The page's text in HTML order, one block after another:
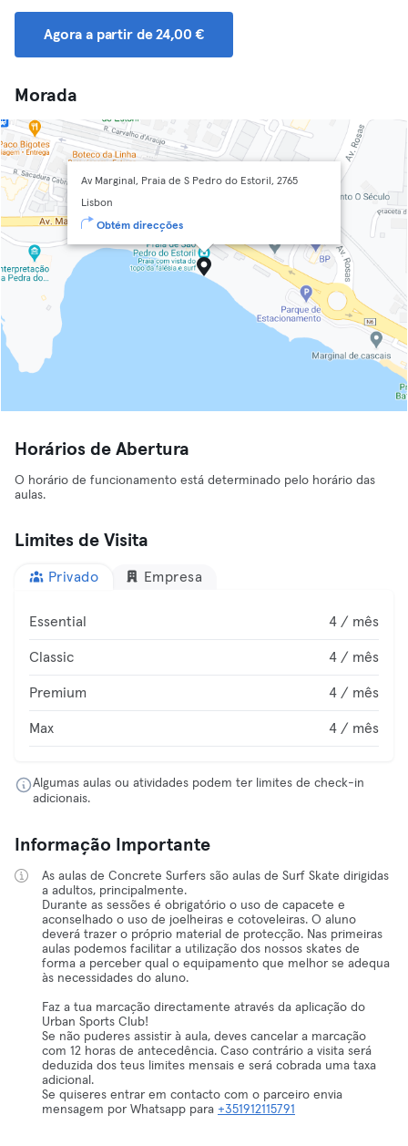
Agora a partir de 24,00 €
Morada
Av Marginal, Praia de S Pedro do Estoril, 2765
Lisbon
Obtém direcções
Horários de Abertura
O horário de funcionamento está determinado pelo horário das
aulas.
Limites de Visita
Privado Empresa
Essential 4 / mês
Classic 4 / mês
Premium 4 / mês
Max 4 / mês
Algumas aulas ou atividades podem ter limites de check-in
adicionais.
Informação Importante
As aulas de Concrete Surfers são aulas de Surf Skate dirigidas
a adultos, principalmente.
Durante as sessões é obrigatório o uso de capacete e
aconselhado o uso de joelheiras e cotoveleiras. O aluno
deverá trazer o próprio material de protecção. Nas primeiras
aulas podemos facilitar a utilização dos nossos skates de
forma a perceber qual o equipamento que melhor se adequa
às necessidades do aluno.
Faz a tua marcação directamente através da aplicação do
Urban Sports Club!
Se não puderes assistir à aula, deves cancelar a marcação
com 12 horas de antecedência. Caso contrário a visita será
deduzida dos teus limites mensais e será cobrada uma taxa
adicional.
Se quiseres entrar em contacto com o parceiro envia
mensagem por Whatsapp para +351912115791